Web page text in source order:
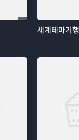
세계테마기행